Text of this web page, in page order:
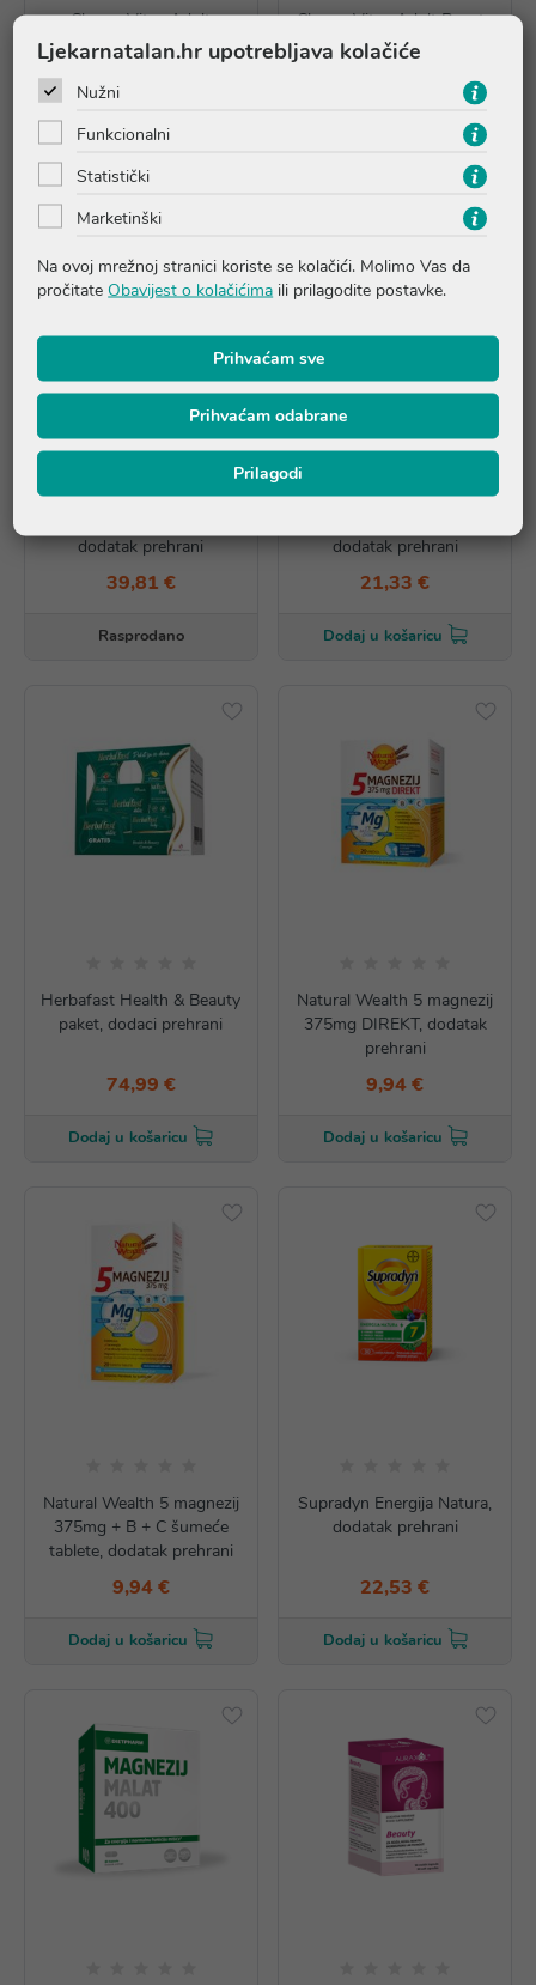
Chewy Vites Adult
Magnesium gumeni
bomboni, dodatak prehrani
15,41 €
Chewy Vites Adult Beauty
Collagen gumeni bomboni,
dodatak prehrani
39,81 €
Rasprodano
NOVO
dodatak prehrani
21,33 €
Dodaj u košaricu
Herbafast Health & Beauty
paket, dodaci prehrani
74,99 €
Dodaj u košaricu
Natural Wealth 5 magnezij
375mg DIREKT, dodatak
prehrani
9,94 €
Dodaj u košaricu
Natural Wealth 5 magnezij
375mg + B + C šumeće
tablete, dodatak prehrani
9,94 €
Dodaj u košaricu
Supradyn Energija Natura,
dodatak prehrani
22,53 €
Dodaj u košaricu
Ljekarnatalan.hr upotrebljava kolačiće
Nužni
Funkcionalni
Statistički
Marketinški
Na ovoj mrežnoj stranici koriste se kolačići. Molimo Vas da
pročitate Obavijest o kolačićima ili prilagodite postavke.
Prihvaćam sve
Prihvaćam odabrane
Prilagodi